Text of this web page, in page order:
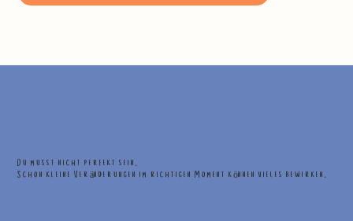
Du musst nicht perfekt sein.
Schon kleine Veränderungen im richtigen Moment können vieles bewirken.